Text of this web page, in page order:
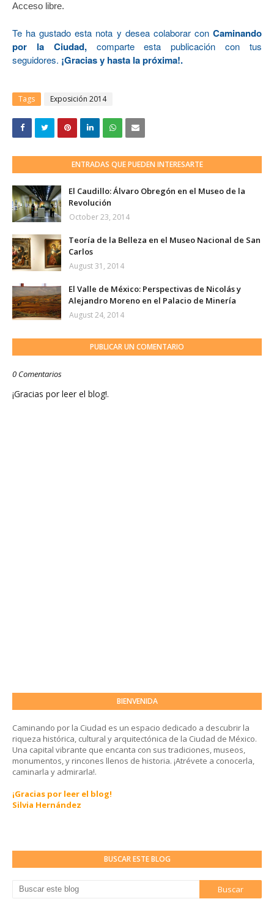
Acceso libre.
Te ha gustado esta nota y desea colaborar conCaminando
por la Ciudad,
comparte esta publicación con tus
seguidores. ¡Gracias y hasta la próxima!.
Tags Exposición 2014
ENTRADAS QUE PUEDEN INTERESARTE
El Caudillo: Álvaro Obregón en el Museo de la
Revolución
October 23, 2014
Teoría de la Belleza en el Museo Nacional de San
Carlos
August 31, 2014
El Valle de México: Perspectivas de Nicolás y
Alejandro Moreno en el Palacio de Minería
August 24, 2014
PUBLICAR UN COMENTARIO
0 Comentarios
¡Gracias por leer el blog!.
BIENVENIDA
Caminando por la Ciudad es un espacio dedicado a descubrir la
riqueza histórica, cultural y arquitectónica de la Ciudad de México.
Una capital vibrante que encanta con sus tradiciones, museos,
monumentos, y rincones llenos de historia. ¡Atrévete a conocerla,
caminarla y admirarla!.
¡Gracias por leer el blog!
Silvia Hernández
BUSCAR ESTE BLOG